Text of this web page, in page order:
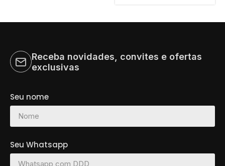
Receba novidades, convites e ofertas
exclusivas
Seu nome
Seu Whatsapp